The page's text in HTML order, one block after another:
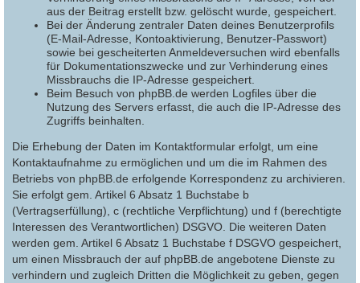
aus der Beitrag erstellt bzw. gelöscht wurde, gespeichert.
Bei der Änderung zentraler Daten deines Benutzerprofils
(E-Mail-Adresse, Kontoaktivierung, Benutzer-Passwort)
sowie bei gescheiterten Anmeldeversuchen wird ebenfalls
für Dokumentationszwecke und zur Verhinderung eines
Missbrauchs die IP-Adresse gespeichert.
Beim Besuch von phpBB.de werden Logfiles über die
Nutzung des Servers erfasst, die auch die IP-Adresse des
Zugriffs beinhalten.
Die Erhebung der Daten im Kontaktformular erfolgt, um eine
Kontaktaufnahme zu ermöglichen und um die im Rahmen des
Betriebs von phpBB.de erfolgende Korrespondenz zu archivieren.
Sie erfolgt gem. Artikel 6 Absatz 1 Buchstabe b
(Vertragserfüllung), c (rechtliche Verpflichtung) und f (berechtigte
Interessen des Verantwortlichen) DSGVO. Die weiteren Daten
werden gem. Artikel 6 Absatz 1 Buchstabe f DSGVO gespeichert,
um einen Missbrauch der auf phpBB.de angebotene Dienste zu
verhindern und zugleich Dritten die Möglichkeit zu geben, gegen